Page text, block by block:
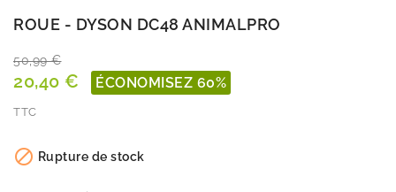
ROUE - DYSON DC48 ANIMALPRO
50,99 €
20,40 € ÉCONOMISEZ 60%
TTC
 Rupture de stock